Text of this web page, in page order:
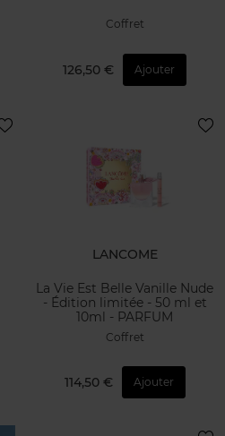
Coffret
126,50 € Ajouter
LANCOME
La Vie Est Belle Vanille Nude
- Édition limitée - 50 ml et
10ml - PARFUM
Coffret
114,50 € Ajouter